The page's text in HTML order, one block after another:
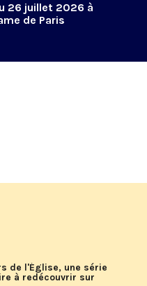
26 juillet 2026 à
de Paris
de l'Église, une série
à redécouvrir sur